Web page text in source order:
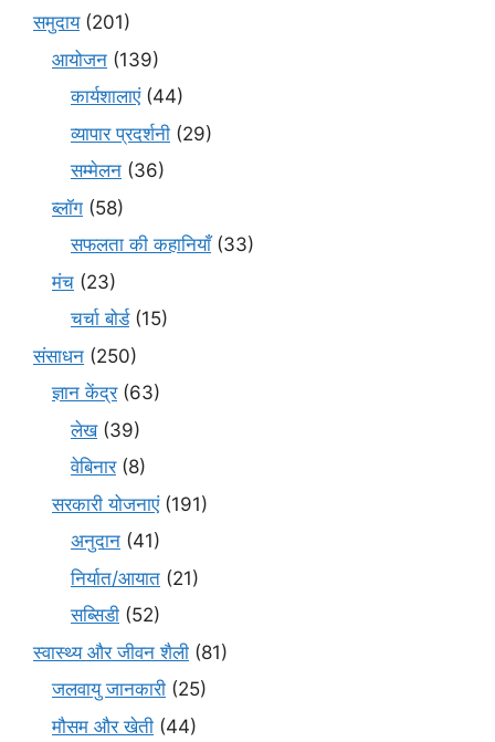
समुदाय(201)
आयोजन (139)
कार्यशालाएं(44)
व्यापार प्रदर्शनी (29)
सम्मेलन (36)
ब्लॉग (58)
सफलता की कहानियाँ(33)
मंच (23)
चर्चा बोर्ड(15)
संसाधन (250)
ज्ञान केंद्र(63)
लेख(39)
वेबिनार(8)
सरकारी योजनाएं(191)
अनुदान (41)
निर्यात/आयात (21)
सब्सिडी (52)
स्वास्थ्य और जीवन शैली (81)
जलवायु जानकारी (25)
मौसम और खेती (44)